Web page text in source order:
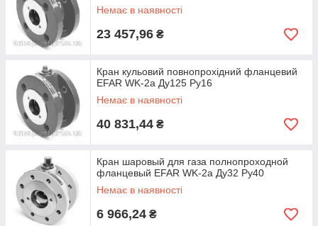
Немає в наявності
23 457,96 ₴
Кран кульовий повнопрохідний фланцевий
EFAR WK-2a Ду125 Ру16
Немає в наявності
40 831,44 ₴
Кран шаровый для газа полнопроходной
фланцевый EFAR WK-2a Ду32 Ру40
Немає в наявності
6 966,24 ₴